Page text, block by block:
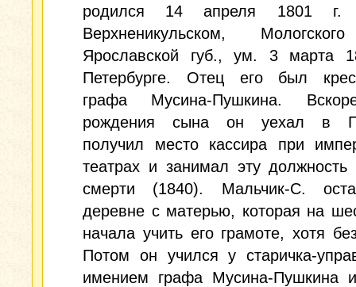
родился 14 апреля 1801
Верхненикульском,
Ярославской губ., ум. 3 марта
Петербурге. Отец его был
графа Мусина-Пушкина.
рождения сына он уехал в
получил место кассира при
театрах и занимал эту
смерти (1840). Мальчик-С.
деревне с матерью, которая на
начала учить его грамоте, хотя
Потом он учился у старичка-
имением графа Мусина-Пушкина